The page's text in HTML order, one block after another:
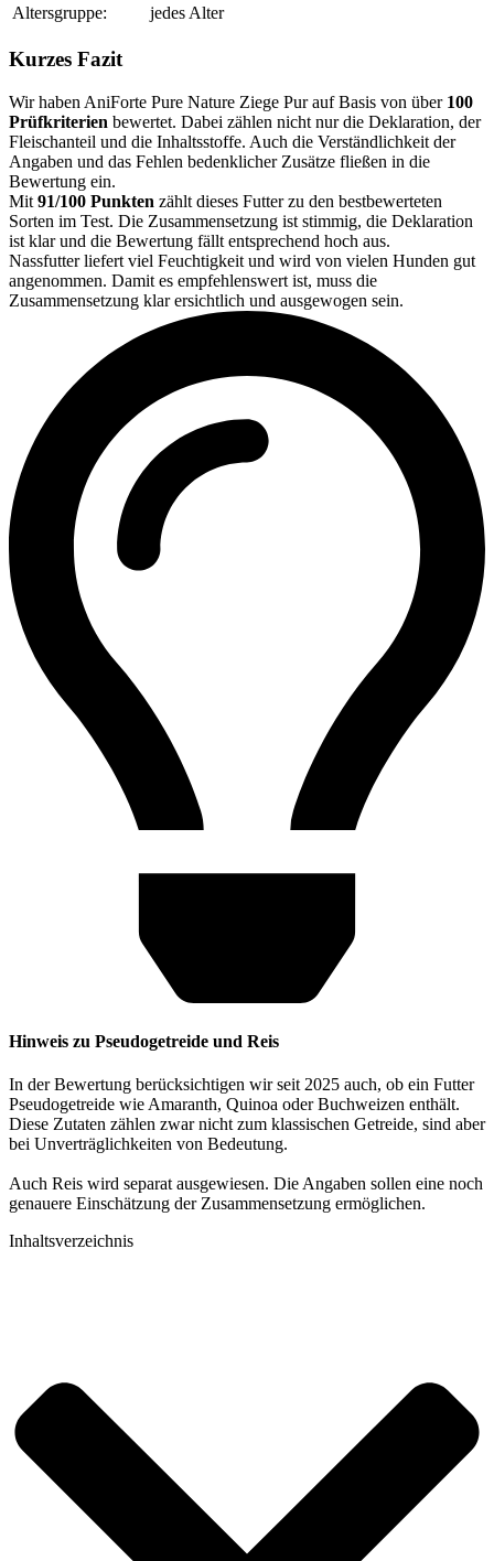
Altersgruppe:
jedes Alter
Kurzes Fazit
Wir haben AniForte Pure Nature Ziege Pur auf Basis von über 100
Prüfkriterien bewertet. Dabei zählen nicht nur die Deklaration, der
Fleischanteil und die Inhaltsstoffe. Auch die Verständlichkeit der
Angaben und das Fehlen bedenklicher Zusätze fließen in die
Bewertung ein.
Mit 91/100 Punkten zählt dieses Futter zu den bestbewerteten
Sorten im Test. Die Zusammensetzung ist stimmig, die Deklaration
ist klar und die Bewertung fällt entsprechend hoch aus.
Nassfutter liefert viel Feuchtigkeit und wird von vielen Hunden gut
angenommen. Damit es empfehlenswert ist, muss die
Zusammensetzung klar ersichtlich und ausgewogen sein.
Hinweis zu Pseudogetreide und Reis
In der Bewertung berücksichtigen wir seit 2025 auch, ob ein Futter
Pseudogetreide wie Amaranth, Quinoa oder Buchweizen enthält.
Diese Zutaten zählen zwar nicht zum klassischen Getreide, sind aber
bei Unverträglichkeiten von Bedeutung.
Auch Reis wird separat ausgewiesen. Die Angaben sollen eine noch
genauere Einschätzung der Zusammensetzung ermöglichen.
Inhaltsverzeichnis​